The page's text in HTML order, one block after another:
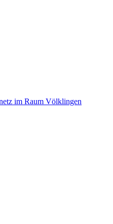
im Raum Völklingen